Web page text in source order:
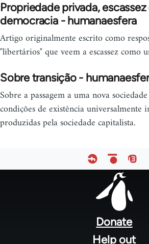
Propriedade privada, escassez
democracia - humanaesfera
Artigo originalmente escrito como
"libertários" que veem a escassez como
Sobre transição -
Sobre a passagem a uma nova
condições de existência universalmente
produzidas pela sociedade capitalista.
Donate
Help out